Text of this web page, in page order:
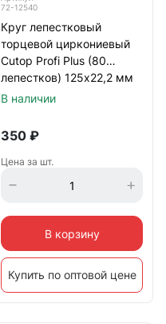
72-12540
Круг лепестковый
торцевой циркониевый
Cutop Profi Plus (80
лепестков) 125х22,2 мм
Р40 (CUTOP)
В наличии
350 ₽
Цена за шт.
В корзину
Купить по оптовой цене